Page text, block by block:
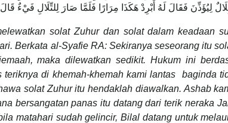
فَقَالَ لَهُ أَبْرِدْ هَكَذَا مِرَارًا فَلَمَّا صَارَ لِلتِّلَالِ فَيْءٌ
solat Zuhur dan solat dalam keadaan
Berkata al-Syafie RA: Sekiranya seseorang itu
maka dilewatkan sedikit. Hukum ini
di khemah-khemah kami lantas baginda
solat Zuhur itu hendaklah diawalkan. Ashab
bersangatan panas itu datang dari terik neraka
matahari sudah gelincir, Bilal datang untuk